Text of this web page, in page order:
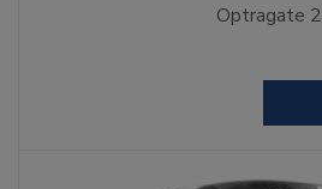
Optragate 2